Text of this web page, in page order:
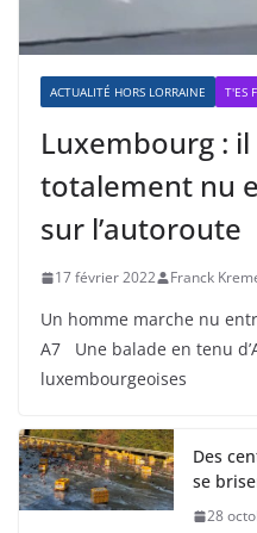
ACTUALITÉ HORS LORRAINE T'ES
Luxembourg :
totalement nu
sur l’autoroute
17 février 2022 Franck
Un homme marche nu
A7 Une balade en tenu
luxembourgeoises
Des
se
28